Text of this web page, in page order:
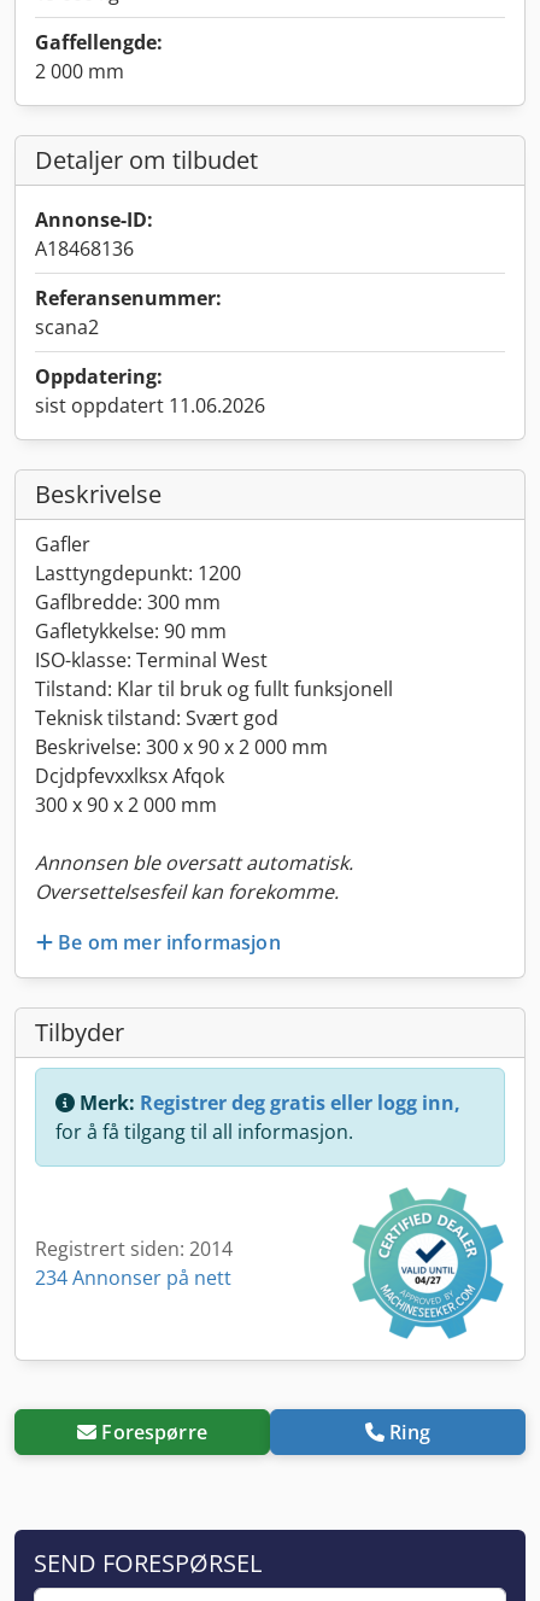
Gaffellengde:
2 000 mm
Detaljer om tilbudet
Annonse-ID:
A18468136
Referansenummer:
scana2
Oppdatering:
sist oppdatert 11.06.2026
Beskrivelse
Gafler
Lasttyngdepunkt: 1200
Gaflbredde: 300 mm
Gafletykkelse: 90 mm
ISO-klasse: Terminal West
Tilstand: Klar til bruk og fullt funksjonell
Teknisk tilstand: Svært god
Beskrivelse: 300 x 90 x 2 000 mm
Dcjdpfevxxlksx Afqok
300 x 90 x 2 000 mm
Annonsen ble oversatt automatisk.
Oversettelsesfeil kan forekomme.
Be om mer informasjon
Tilbyder
Merk: Registrer deg gratis eller logg inn,
for å få tilgang til all informasjon.
Registrert siden: 2014
234 Annonser på nett
Forespørre Ring
SEND FORESPØRSEL